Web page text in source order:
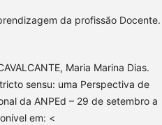
da profissão Docente.
Maria Marina Dias.
sensu: uma Perspectiva de
da ANPEd – 29 de setembro a
em: <